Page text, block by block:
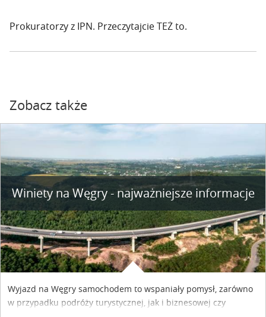
Prokuratorzy z IPN. Przeczytajcie TEŻ to.
Zobacz także
Winiety na Węgry - najważniejsze informacje
Wyjazd na Węgry samochodem to wspaniały pomysł, zarówno
w przypadku podróży turystycznej, jak i biznesowej czy